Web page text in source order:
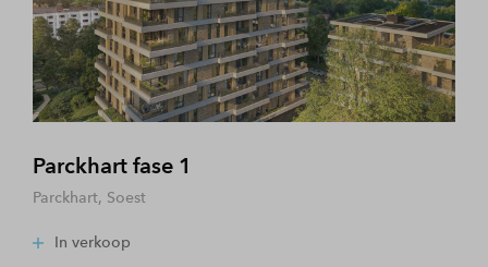
Parckhart fase 1
Parckhart, Soest
In verkoop